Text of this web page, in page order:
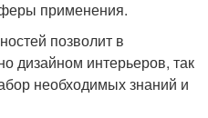
применения.
позволит в
дизайном интерьеров, так
необходимых знаний и